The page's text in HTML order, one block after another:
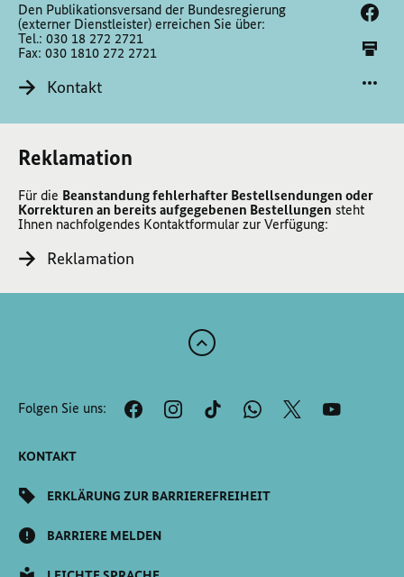
Den Publikationsversand der Bundesregierung
(externer Dienstleister) erreichen Sie über:
Tel.: 030 18 272 2721
Fax: 030 1810 272 2721
Kontakt
Reklamation
Für die Beanstandung fehlerhafter Bestellsendungen oder
Korrekturen an bereits aufgegebenen Bestellungen steht
Ihnen nachfolgendes Kontaktformular zur Verfügung:
Reklamation
Zum
der
Seite
Folgen Sie uns:
KONTAKT
ERKLÄRUNG ZUR BARRIEREFREIHEIT
BARRIERE MELDEN